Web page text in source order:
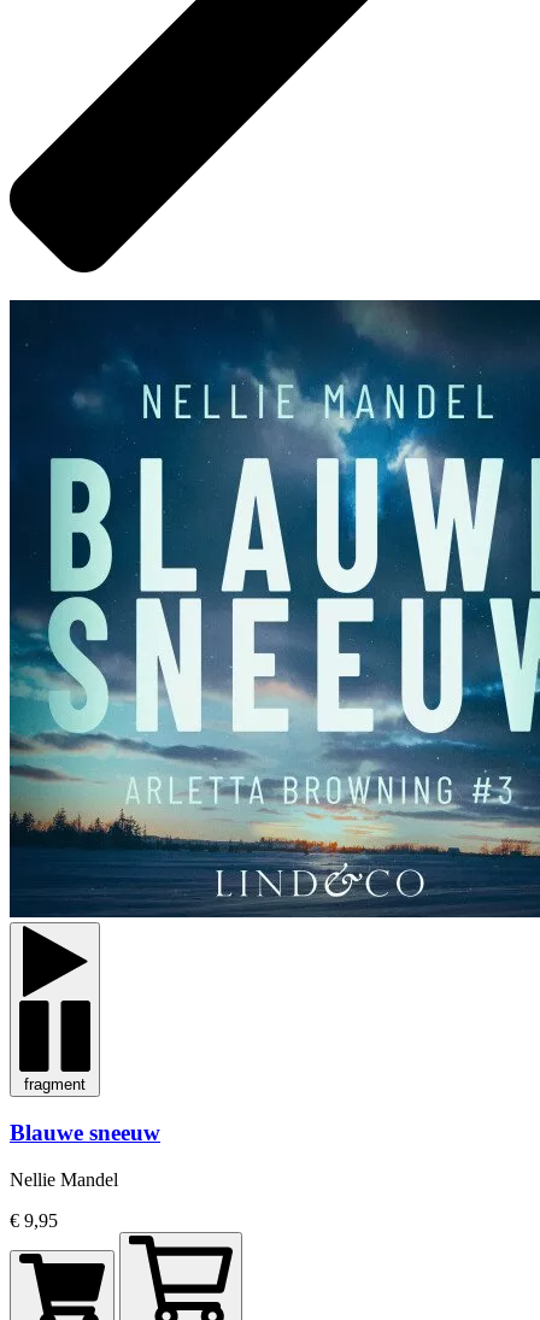
fragment
Blauwe sneeuw
Nellie Mandel
€ 9,95